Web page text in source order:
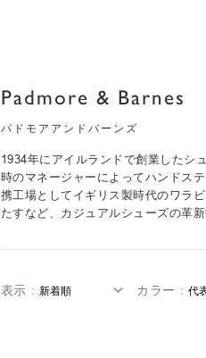
Padmore & Barnes
パドモアアンドバーンズ
1934年にアイルランドで創業したシ
時のマネージャーによってハンドス
携工場としてイギリス製時代のワラ
たすなど、カジュアルシューズの革
表示 ： カラー ：